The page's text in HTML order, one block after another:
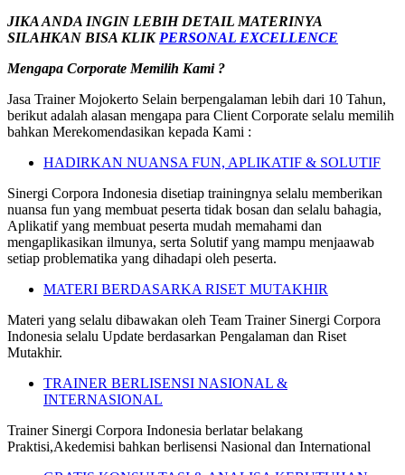
JIKA ANDA INGIN LEBIH DETAIL MATERINYA
SILAHKAN BISA KLIK PERSONAL EXCELLENCE
Mengapa Corporate Memilih Kami ?
Jasa Trainer Mojokerto Selain berpengalaman lebih dari 10 Tahun,
berikut adalah alasan mengapa para Client Corporate selalu memilih
bahkan Merekomendasikan kepada Kami :
HADIRKAN NUANSA FUN, APLIKATIF & SOLUTIF
Sinergi Corpora Indonesia disetiap trainingnya selalu memberikan
nuansa fun yang membuat peserta tidak bosan dan selalu bahagia,
Aplikatif yang membuat peserta mudah memahami dan
mengaplikasikan ilmunya, serta Solutif yang mampu menjaawab
setiap problematika yang dihadapi oleh peserta.
MATERI BERDASARKA RISET MUTAKHIR
Materi yang selalu dibawakan oleh Team Trainer Sinergi Corpora
Indonesia selalu Update berdasarkan Pengalaman dan Riset
Mutakhir.
TRAINER BERLISENSI NASIONAL &
INTERNASIONAL
Trainer Sinergi Corpora Indonesia berlatar belakang
Praktisi,Akedemisi bahkan berlisensi Nasional dan International